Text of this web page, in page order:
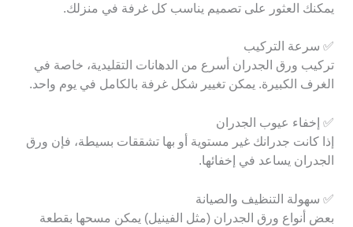
يمكنك العثور على تصميم يناسب كل غرفة في منزلك.
✅ سرعة التركيب
تركيب ورق الجدران أسرع من الدهانات التقليدية، خاصة في
الغرف الكبيرة. يمكن تغيير شكل غرفة بالكامل في يوم واحد.
✅ إخفاء عيوب الجدران
إذا كانت جدرانك غير مستوية أو بها تشققات بسيطة، فإن ورق
الجدران يساعد في إخفائها.
✅ سهولة التنظيف والصيانة
بعض أنواع ورق الجدران (مثل الفينيل) يمكن مسحها بقطعة